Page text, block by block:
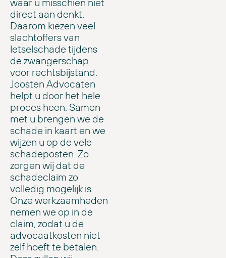
direct aan denkt.
Daarom kiezen veel
slachtoffers van
letselschade tijdens
de zwangerschap
voor rechtsbijstand.
Joosten Advocaten
helpt u door het hele
proces heen. Samen
met u brengen we de
schade in kaart en we
wijzen u op de vele
schadeposten. Zo
zorgen wij dat de
schadeclaim zo
volledig mogelijk is.
Onze werkzaamheden
nemen we op in de
claim, zodat u de
advocaatkosten niet
zelf hoeft te betalen.